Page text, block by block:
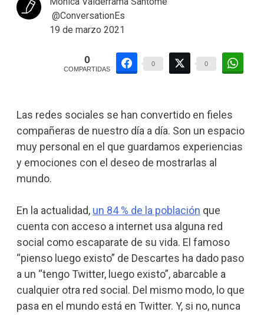
@ConversationEs
19 de marzo 2021
0
COMPARTIDAS
0 0
Las redes sociales se han convertido en fieles
compañeras de nuestro día a día. Son un espacio
muy personal en el que guardamos experiencias
y emociones con el deseo de mostrarlas al
mundo.
En la actualidad, un 84 % de la población que
cuenta con acceso a internet usa alguna red
social como escaparate de su vida. El famoso
“pienso luego existo” de Descartes ha dado paso
a un “tengo Twitter, luego existo”, abarcable a
cualquier otra red social. Del mismo modo, lo que
pasa en el mundo está en Twitter. Y, si no, nunca